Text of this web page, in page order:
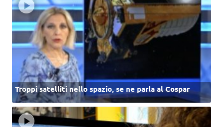
Troppi satelliti nello spazio, se ne parla al Cospar